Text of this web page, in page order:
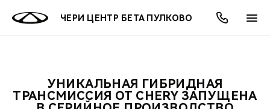
ЧЕРИ ЦЕНТР БЕТА ПУЛКОВО
МОДЕЛИ
ПОКУПАТЕЛЯМ
ВЛАДЕЛЬЦАМ
МИР CHERY
АКЦИИ
ОНЛАЙН СЕРВИСЫ
О КОМПАНИИ
УНИКАЛЬНАЯ ГИБРИДНАЯ
ТРАНСМИССИЯ ОТ CHERY ЗАПУЩЕНА